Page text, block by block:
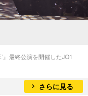
』最終公演を開催したJO1
さらに見る